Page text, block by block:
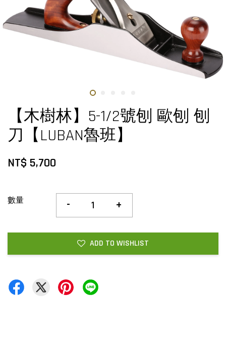
【木樹林】5-1/2號刨 歐刨 刨
刀【LUBAN魯班】
NT$ 5,700
數量 - +
ADD TO WISHLIST